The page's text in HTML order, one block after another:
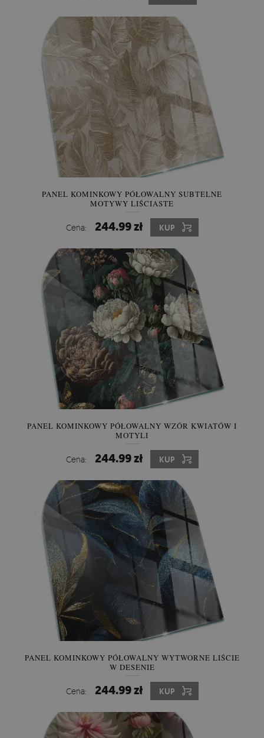
PANEL KOMINKOWY PÓŁOWALNY SUBTELNE
MOTYWY LIŚCIASTE
Cena: 244.99 zł KUP
PANEL KOMINKOWY PÓŁOWALNY WZÓR KWIATÓW I
MOTYLI
Cena: 244.99 zł KUP
PANEL KOMINKOWY PÓŁOWALNY WYTWORNE LIŚCIE
W DESENIE
Cena: 244.99 zł KUP